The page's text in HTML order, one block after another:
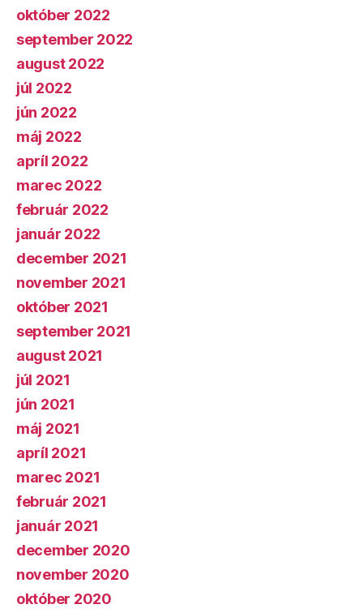
október 2022
september 2022
august 2022
júl 2022
jún 2022
máj 2022
apríl 2022
marec 2022
február 2022
január 2022
december 2021
november 2021
október 2021
september 2021
august 2021
júl 2021
jún 2021
máj 2021
apríl 2021
marec 2021
február 2021
január 2021
december 2020
november 2020
október 2020